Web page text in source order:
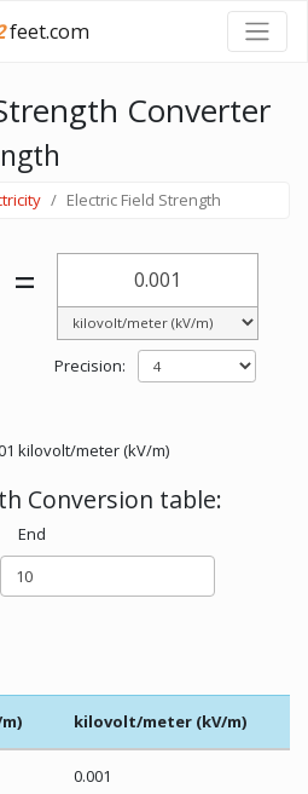
feet.com
Converter
Electric Field Strength
=
Precision:
kilovolt/meter (kV/m)
Conversion table:
End
kilovolt/meter (kV/m)
0.001